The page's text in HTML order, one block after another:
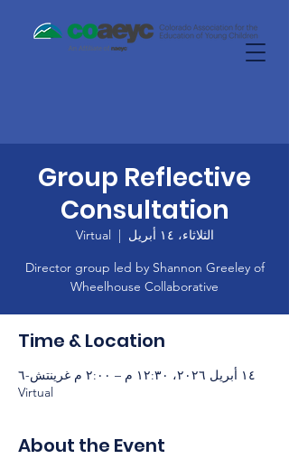
Group Reflective
Consultation
الثلاثاء، ١٤ أبريل
  |
Virtual
Director group led by Shannon Greeley of
Wheelhouse Collaborative
Time & Location
١٤ أبريل ٢٠٢٦، ١٢:٣٠ م – ٢:٠٠ م غرينتش-٦
Virtual
About the Event